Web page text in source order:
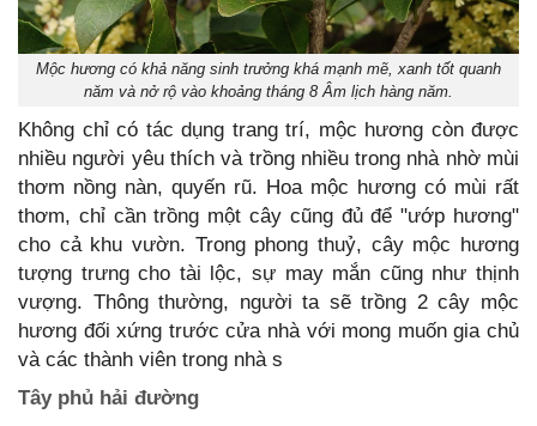
Mộc hương có khả năng sinh trưởng khá mạnh mẽ, xanh tốt quanh
năm và nở rộ vào khoảng tháng 8 Âm lịch hàng năm.
Không chỉ có tác dụng trang trí, mộc hương còn được
nhiều người yêu thích và trồng nhiều trong nhà nhờ mùi
thơm nồng nàn, quyến rũ. Hoa mộc hương có mùi rất
thơm, chỉ cần trồng một cây cũng đủ để "ướp hương"
cho cả khu vườn. Trong phong thuỷ, cây mộc hương
tượng trưng cho tài lộc, sự may mắn cũng như thịnh
vượng. Thông thường, người ta sẽ trồng 2 cây mộc
hương đối xứng trước cửa nhà với mong muốn gia chủ
và các thành viên trong nhà s
Tây phủ hải đường